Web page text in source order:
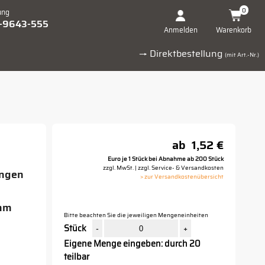
9643-555 Anmelden Warenkorb
0
→ Direktbestellung (mit Art.-Nr.)
ab 1,52 €
Euro je 1 Stück bei Abnahme ab 200 Stück
zzgl. MwSt. | zzgl. Service- & Versandkosten
> zur Versandkostenübersicht
Bitte beachten Sie die jeweiligen Mengeneinheiten
Stück - +
Eigene Menge eingeben: durch 20
teilbar